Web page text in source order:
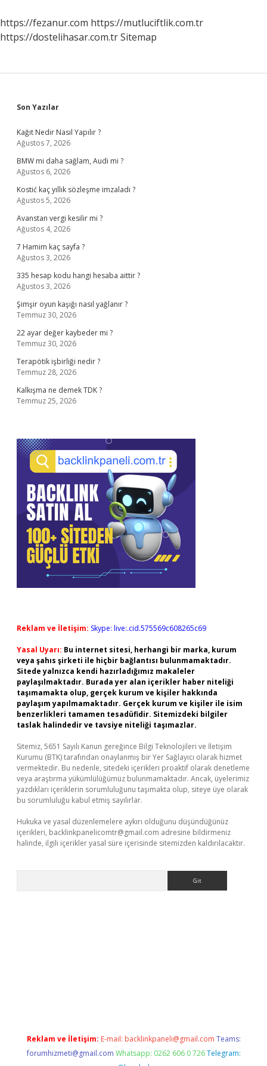
https://fezanur.com https://mutluciftlik.com.tr
https://dostelihasar.com.trSitemap
Sidebar
Son Yazılar
Kağıt Nedir Nasıl Yapılır ?
Ağustos 7, 2026
BMW mi daha sağlam, Audi mi ?
Ağustos 6, 2026
Kostić kaç yıllık sözleşme imzaladı ?
Ağustos 5, 2026
Avanstan vergi kesilir mi ?
Ağustos 4, 2026
7 Hamim kaç sayfa ?
Ağustos 3, 2026
335 hesap kodu hangi hesaba aittir ?
Ağustos 3, 2026
Şimşir oyun kaşığı nasıl yağlanır ?
Temmuz 30, 2026
22 ayar değer kaybeder mi ?
Temmuz 30, 2026
Terapötik işbirliği nedir ?
Temmuz 28, 2026
Kalkışma ne demek TDK ?
Temmuz 25, 2026
Reklam ve İletişim: Skype: live:.cid.575569c608265c69
Yasal Uyarı: Bu internet sitesi, herhangi bir marka, kurum
veya şahıs şirketi ile hiçbir bağlantısı bulunmamaktadır.
Sitede yalnızca kendi hazırladığımız makaleler
paylaşılmaktadır. Burada yer alan içerikler haber niteliği
taşımamakta olup, gerçek kurum ve kişiler hakkında
paylaşım yapılmamaktadır. Gerçek kurum ve kişiler ile isim
benzerlikleri tamamen tesadüfidir. Sitemizdeki bilgiler
taslak halindedir ve tavsiye niteliği taşımazlar.
Sitemiz, 5651 Sayılı Kanun gereğince Bilgi Teknolojileri ve İletişim
Kurumu (BTK) tarafından onaylanmış bir Yer Sağlayıcı olarak hizmet
vermektedir. Bu nedenle, sitedeki içerikleri proaktif olarak denetleme
veya araştırma yükümlülüğümüz bulunmamaktadır. Ancak, üyelerimiz
yazdıkları içeriklerin sorumluluğunu taşımakta olup, siteye üye olarak
bu sorumluluğu kabul etmiş sayılırlar.
Hukuka ve yasal düzenlemelere aykırı olduğunu düşündüğünüz
içerikleri, backlinkpanelicomtr@gmail.com adresine bildirmeniz
halinde, ilgili içerikler yasal süre içerisinde sitemizden kaldırılacaktır.
Reklam ve İletişim: E-mail: backlinkpaneli@gmail.com Teams:
forumhizmeti@gmail.com Whatsapp: 0262 606 0 726 Telegram: